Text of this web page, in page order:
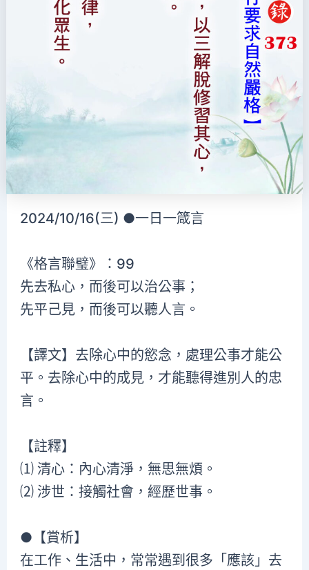
2024/10/16(三) ●一日一箴言
《格言聯璧》：99
先去私心，而後可以治公事；
先平己見，而後可以聽人言。
【譯文】去除心中的慾念，處理公事才能公
平。去除心中的成見，才能聽得進別人的忠
言。
【註釋】
⑴ 清心：內心清淨，無思無煩。
⑵ 涉世：接觸社會，經歷世事。
●【賞析】
在工作、生活中，常常遇到很多「應該」去